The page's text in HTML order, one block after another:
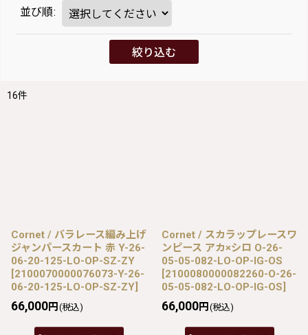
並び順:
絞り込む
16件
Cornet / バラレース編み上げ
ジャンパースカート 赤 Y-26-
06-20-125-LO-OP-SZ-ZY
[2100070000076073-Y-26-
06-20-125-LO-OP-SZ-ZY]
66,000円 (税込)
Cornet / スカラップレースワ
ンピース アカ×シロ O-26-
05-05-082-LO-OP-IG-OS
[2100080000082260-O-26-
05-05-082-LO-OP-IG-OS]
66,000円 (税込)